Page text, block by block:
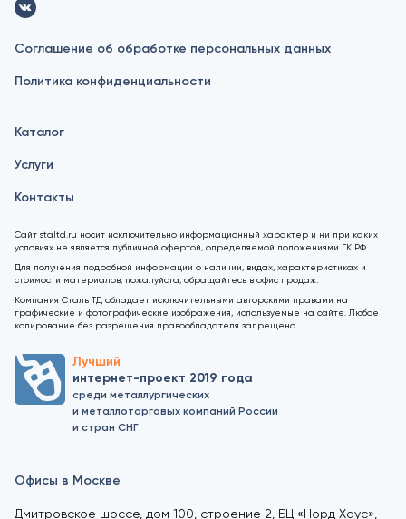
Соглашение об обработке персональных данных
Политика конфиденциальности
Каталог
Услуги
Контакты
Сайт staltd.ru носит исключительно информационный характер и ни при каких
условиях не является публичной офертой, определяемой положениями ГК РФ.
Для получения подробной информации о наличии, видах, характеристиках и
стоимости материалов, пожалуйста, обращайтесь в офис продаж.
Компания Сталь ТД обладает исключительными авторскими правами на
графические и фотографические изображения, используемые на сайте. Любое
копирование без разрешения правообладателя запрещено
Лучший
интернет-проект 2019 года
среди металлургических
и металлоторговых компаний России
и стран СНГ
Офисы в Москве
Дмитровское шоссе, дом 100, строение 2, БЦ «Норд Хаус»,